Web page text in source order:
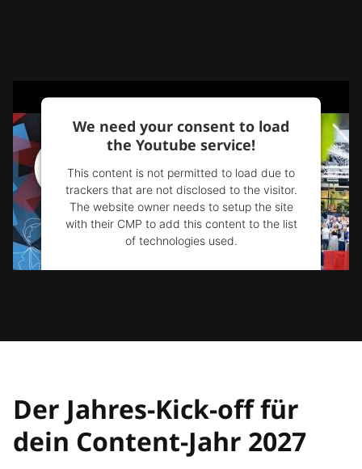
We need your consent to load
the Youtube service!
This content is not permitted to load due to
trackers that are not disclosed to the visitor.
The website owner needs to setup the site
with their CMP to add this content to the list
of technologies used.
Powered byUsercentrics Consent
Der Jahres-Kick-off für
dein Content-Jahr 2027